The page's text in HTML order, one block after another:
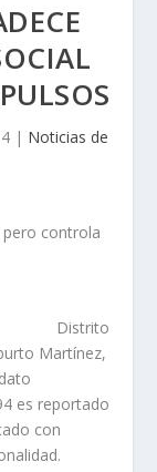
| Noticias de
Distrito
Martínez,
es reportado
con